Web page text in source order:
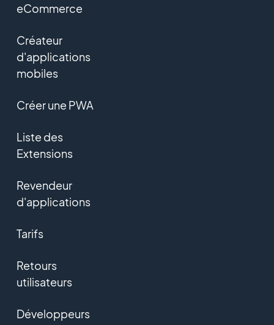
eCommerce
Créateur
d'applications
mobiles
Créer une PWA
Liste des
Extensions
Revendeur
d'applications
Tarifs
Retours
utilisateurs
Développeurs